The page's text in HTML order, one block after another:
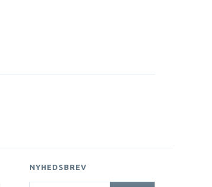
NYHEDSBREV